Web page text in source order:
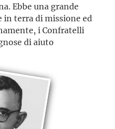
Ebbe una grande
in terra di missione ed
i Confratelli
di aiuto